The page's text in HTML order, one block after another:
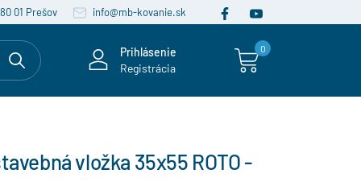
01 Prešov info@mb-kovanie.sk
Prihlásenie
Registrácia
0
vložka 35x55 ROTO -